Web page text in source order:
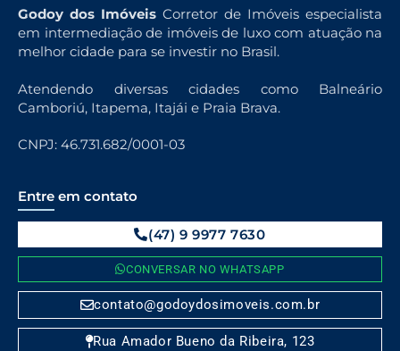
Godoy dos Imóveis Corretor de Imóveis especialista
em intermediação de imóveis de luxo com atuação na
melhor cidade para se investir no Brasil.
Atendendo diversas cidades como Balneário
Camboriú, Itapema, Itajái e Praia Brava.
CNPJ: 46.731.682/0001-03
Entre em contato
(47) 9 9977 7630
CONVERSAR NO WHATSAPP
contato@godoydosimoveis.com.br
Rua Amador Bueno da Ribeira, 123